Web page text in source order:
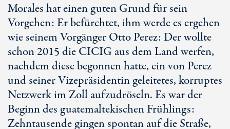
Morales hat einen guten Grund für sein
Vorgehen: Er befürchtet, ihm werde es ergehen
wie seinem Vorgänger Otto Perez: Der wollte
schon 2015 die CICIG aus dem Land werfen,
nachdem diese begonnen hatte, ein von Perez
und seiner Vizepräsidentin geleitetes, korruptes
Netzwerk im Zoll aufzudröseln. Es war der
Beginn des guatemaltekischen Frühlings:
Zehntausende gingen spontan auf die Straße,